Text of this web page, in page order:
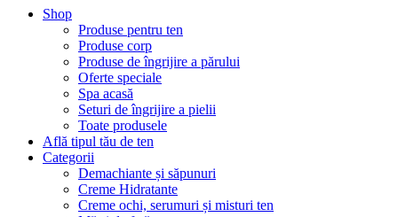
Shop
Produse pentru ten
Produse corp
Produse de îngrijire a părului
Oferte speciale
Spa acasă
Seturi de îngrijire a pielii
Toate produsele
Află tipul tău de ten
Categorii
Demachiante și săpunuri
Creme Hidratante
Creme ochi, serumuri și misturi ten